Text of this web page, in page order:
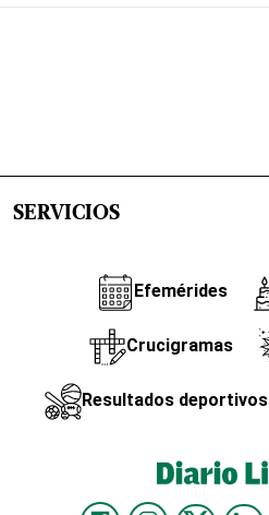
SERVICIOS
Efemérides
Crucigramas
Resultados deportivos